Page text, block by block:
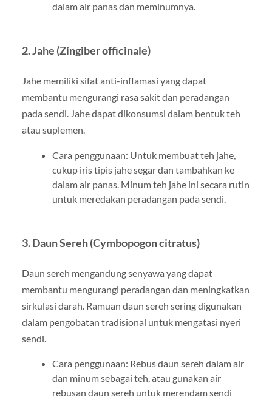
dalam air panas dan meminumnya.
2. Jahe (Zingiber officinale)
Jahe memiliki sifat anti-inflamasi yang dapat
membantu mengurangi rasa sakit dan peradangan
pada sendi. Jahe dapat dikonsumsi dalam bentuk teh
atau suplemen.
Cara penggunaan: Untuk membuat teh jahe,
cukup iris tipis jahe segar dan tambahkan ke
dalam air panas. Minum teh jahe ini secara rutin
untuk meredakan peradangan pada sendi.
3. Daun Sereh (Cymbopogon citratus)
Daun sereh mengandung senyawa yang dapat
membantu mengurangi peradangan dan meningkatkan
sirkulasi darah. Ramuan daun sereh sering digunakan
dalam pengobatan tradisional untuk mengatasi nyeri
sendi.
Cara penggunaan: Rebus daun sereh dalam air
dan minum sebagai teh, atau gunakan air
rebusan daun sereh untuk merendam sendi